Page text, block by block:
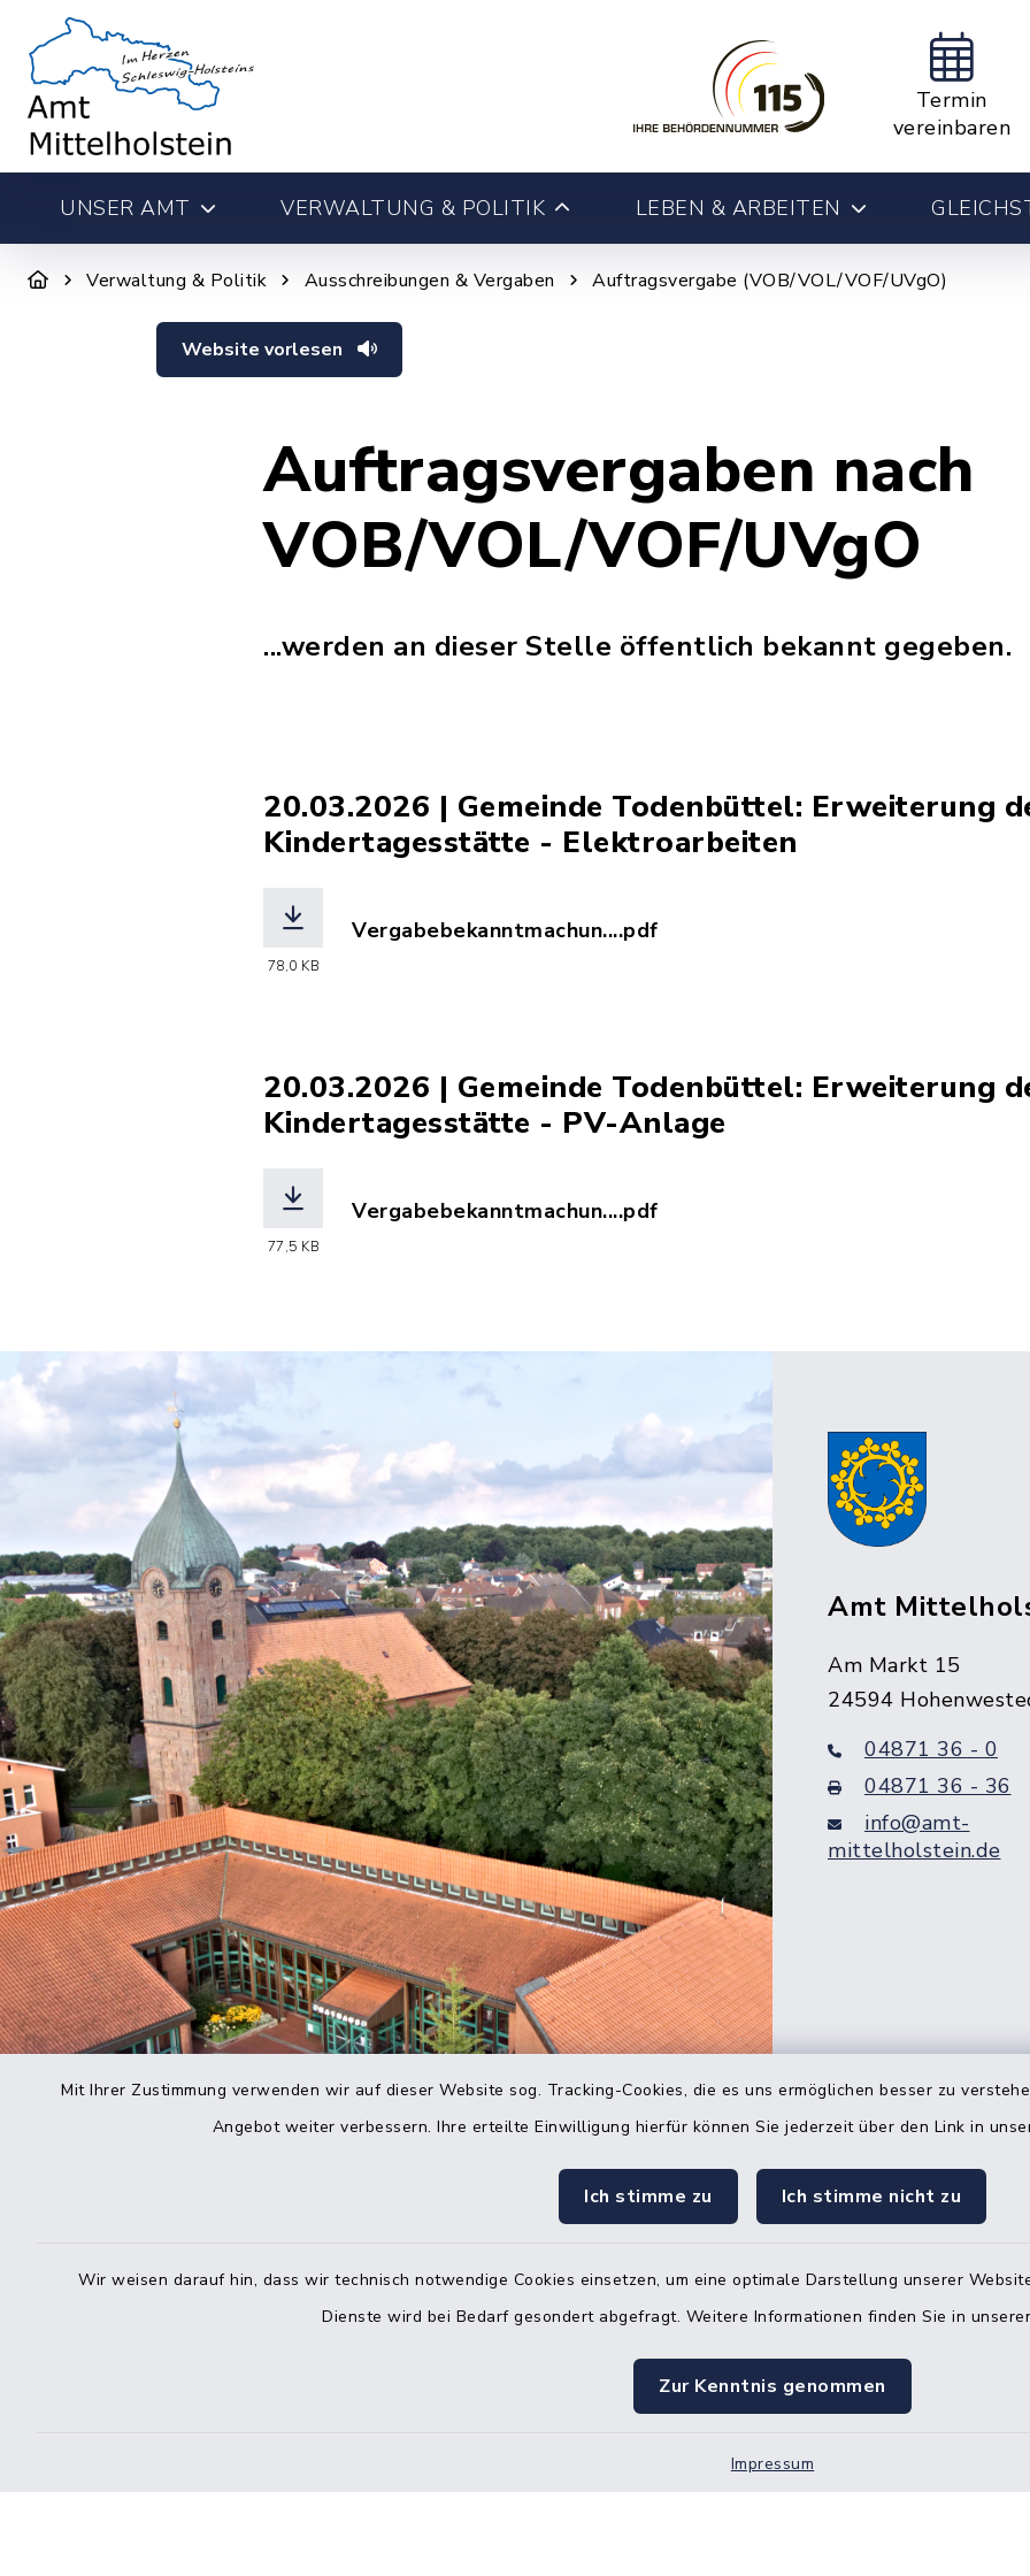
Mit Ihrer Zustimmung verwenden wir auf dieser Website sog. Tracking-Cookies, die es uns ermöglichen besser zu
Angebot weiter verbessern. Ihre erteilte Einwilligung hierfür können Sie jederzeit über den Link in
Ich stimme zu Ich stimme nicht zu
Wir weisen darauf hin, dass wir technisch notwendige Cookies einsetzen, um eine optimale Darstellung unserer
Dienste wird bei Bedarf gesondert abgefragt. Weitere Informationen finden Sie in
Zur Kenntnis genommen
Impressum
Termin
vereinbaren
UNSER AMT VERWALTUNG & POLITIK LEBEN & ARBEITEN
Verwaltung & Politik Ausschreibungen & Vergaben Auftragsvergabe (VOB/VOL/VOF/UVgO)
Website vorlesen
Auftragsvergaben nach
VOB/VOL/VOF/UVgO
...werden an dieser Stelle öffentlich bekannt gegeben.
20.03.2026 | Gemeinde Todenbüttel: Erweiterung
Kindertagesstätte - Elektroarbeiten
78,0 KB
Vergabebekanntmachun....pdf
20.03.2026 | Gemeinde Todenbüttel: Erweiterung
Kindertagesstätte - PV-Anlage
77,5 KB
Vergabebekanntmachun....pdf
Amt
Am Markt 15
24594
04871 36 - 0
04871 36 - 36
info@amt-
mittelholstein.de
Quicklinks
Bürgerbüro Aukrug
Hademarschen
KFZ-